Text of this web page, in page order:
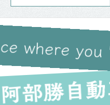
where you